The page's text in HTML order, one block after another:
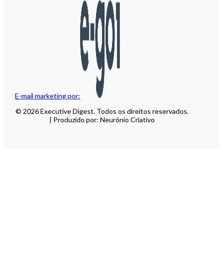
E-mail marketing por:
© 2026 Executive Digest. Todos os direitos reservados.
| Produzido por: Neurónio Criativo